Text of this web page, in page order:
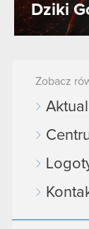
Dziki
Zobacz